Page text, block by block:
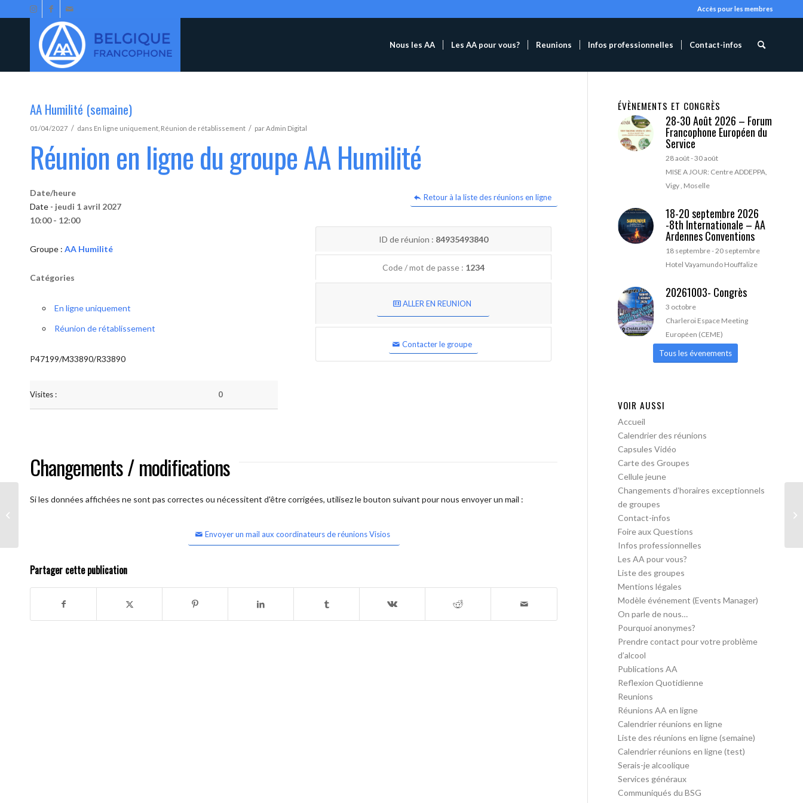
Accès pour les membres
Nous les AA Les AA pour vous? Reunions Infos professionnelles Contact-infos
AA Humilité (semaine)
01/04/2027 / dans En ligne uniquement Réunion de rétablissement / parAdmin Digital
Réunion en ligne du groupe AA Humilité
Retour à la liste des réunions en ligne
Date/heure
Date - jeudi 1 avril 2027
10:00 - 12:00
Groupe : AA Humilité
Catégories
En ligne uniquement
Réunion de rétablissement
P47199/M33890/R33890
Visites : 0
ID de réunion : 84935493840
Code / mot de passe : 1234
ALLER EN REUNION
Contacter le groupe
Changements / modifications
Si les données affichées ne sont pas correctes ou nécessitent d'être corrigées, utilisez le bouton suivant pour nous envoyer un mail :
Envoyer un mail aux coordinateurs de réunions Visios
Partager cette publication
ÉVÈNEMENTS ET CONGRÈS
28-30 Août 2026 – Forum
Francophone Européen du
Service
28 août-30 août
MISE A JOUR: Centre ADDEPPA,
Vigy , Moselle
18-20 septembre 2026
-8th Internationale – AA
Ardennes Conventions
18 septembre-20 septembre
Hotel Vayamundo Houffalize
20261003- Congrès
3 octobre
Charleroi Espace Meeting
Européen (CEME)
Tous les évenements
VOIR AUSSI
Accueil
Calendrier des réunions
Capsules Vidéo
Carte des Groupes
Cellule jeune
Changements d’horaires exceptionnels
de groupes
Contact-infos
Foire aux Questions
Infos professionnelles
Les AA pour vous?
Liste des groupes
Mentions légales
Modèle événement (Events Manager)
On parle de nous…
Pourquoi anonymes?
Prendre contact pour votre problème
d’alcool
Publications AA
Reflexion Quotidienne
Reunions
Réunions AA en ligne
Calendrier réunions en ligne
Liste des réunions en ligne (semaine)
Calendrier réunions en ligne (test)
Serais-je alcoolique
Services généraux
Communiqués du BSG